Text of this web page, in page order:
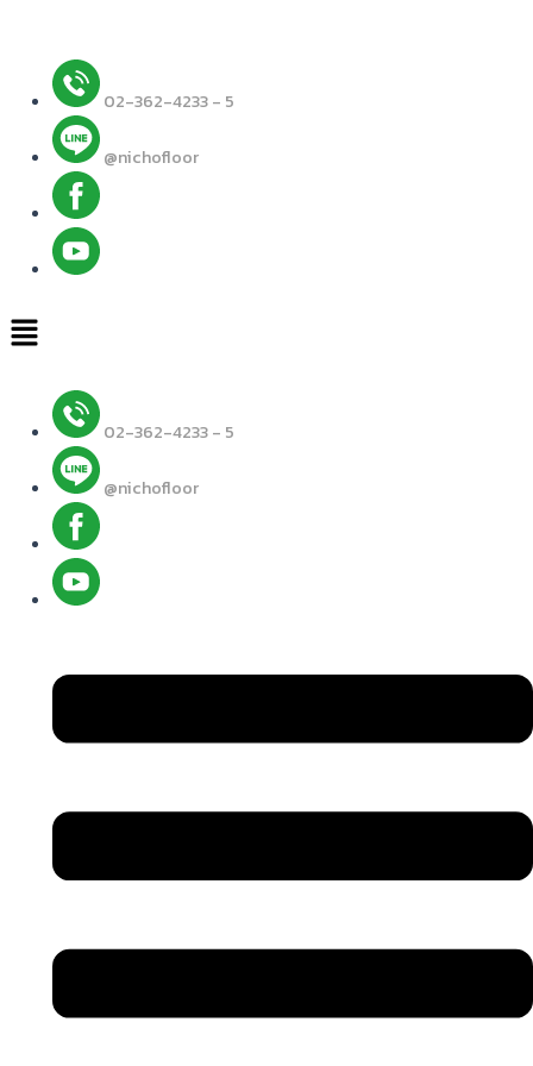
content
02-362-4233 - 5
@nichofloor
Menu
02-362-4233 - 5
@nichofloor